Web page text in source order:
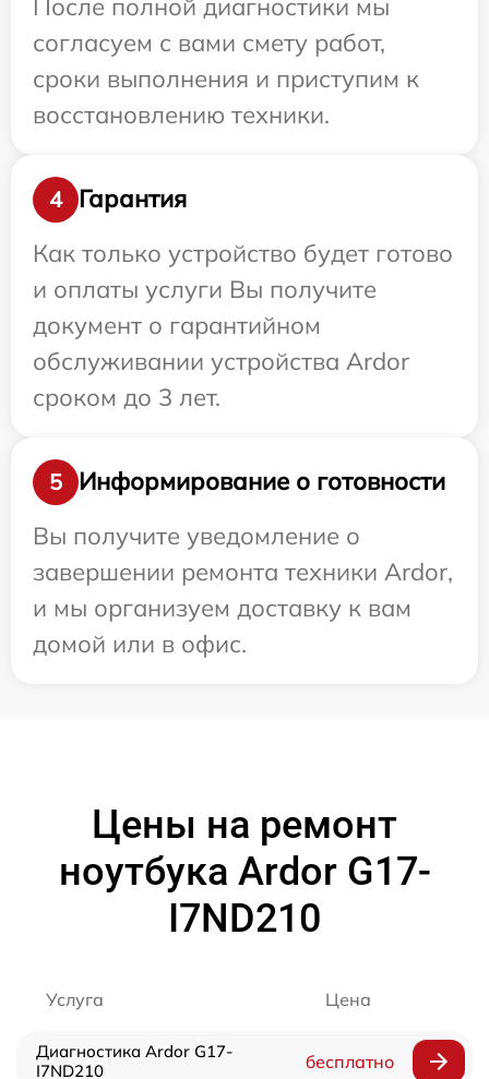
После полной диагностики мы
согласуем с вами смету работ,
сроки выполнения и приступим к
восстановлению техники.
4
Гарантия
Как только устройство будет готово
и оплаты услуги Вы получите
документ о гарантийном
обслуживании устройства Ardor
сроком до 3 лет.
5
Информирование о готовности
Вы получите уведомление о
завершении ремонта техники Ardor,
и мы организуем доставку к вам
домой или в офис.
Цены на ремонт
ноутбука Ardor G17-
I7ND210
Услуга Цена
Диагностика Ardor G17-
I7ND210
бесплатно